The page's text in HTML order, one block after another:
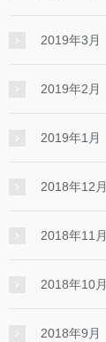
2019年3月
2019年2月
2019年1月
2018年12月
2018年11月
2018年10月
2018年9月